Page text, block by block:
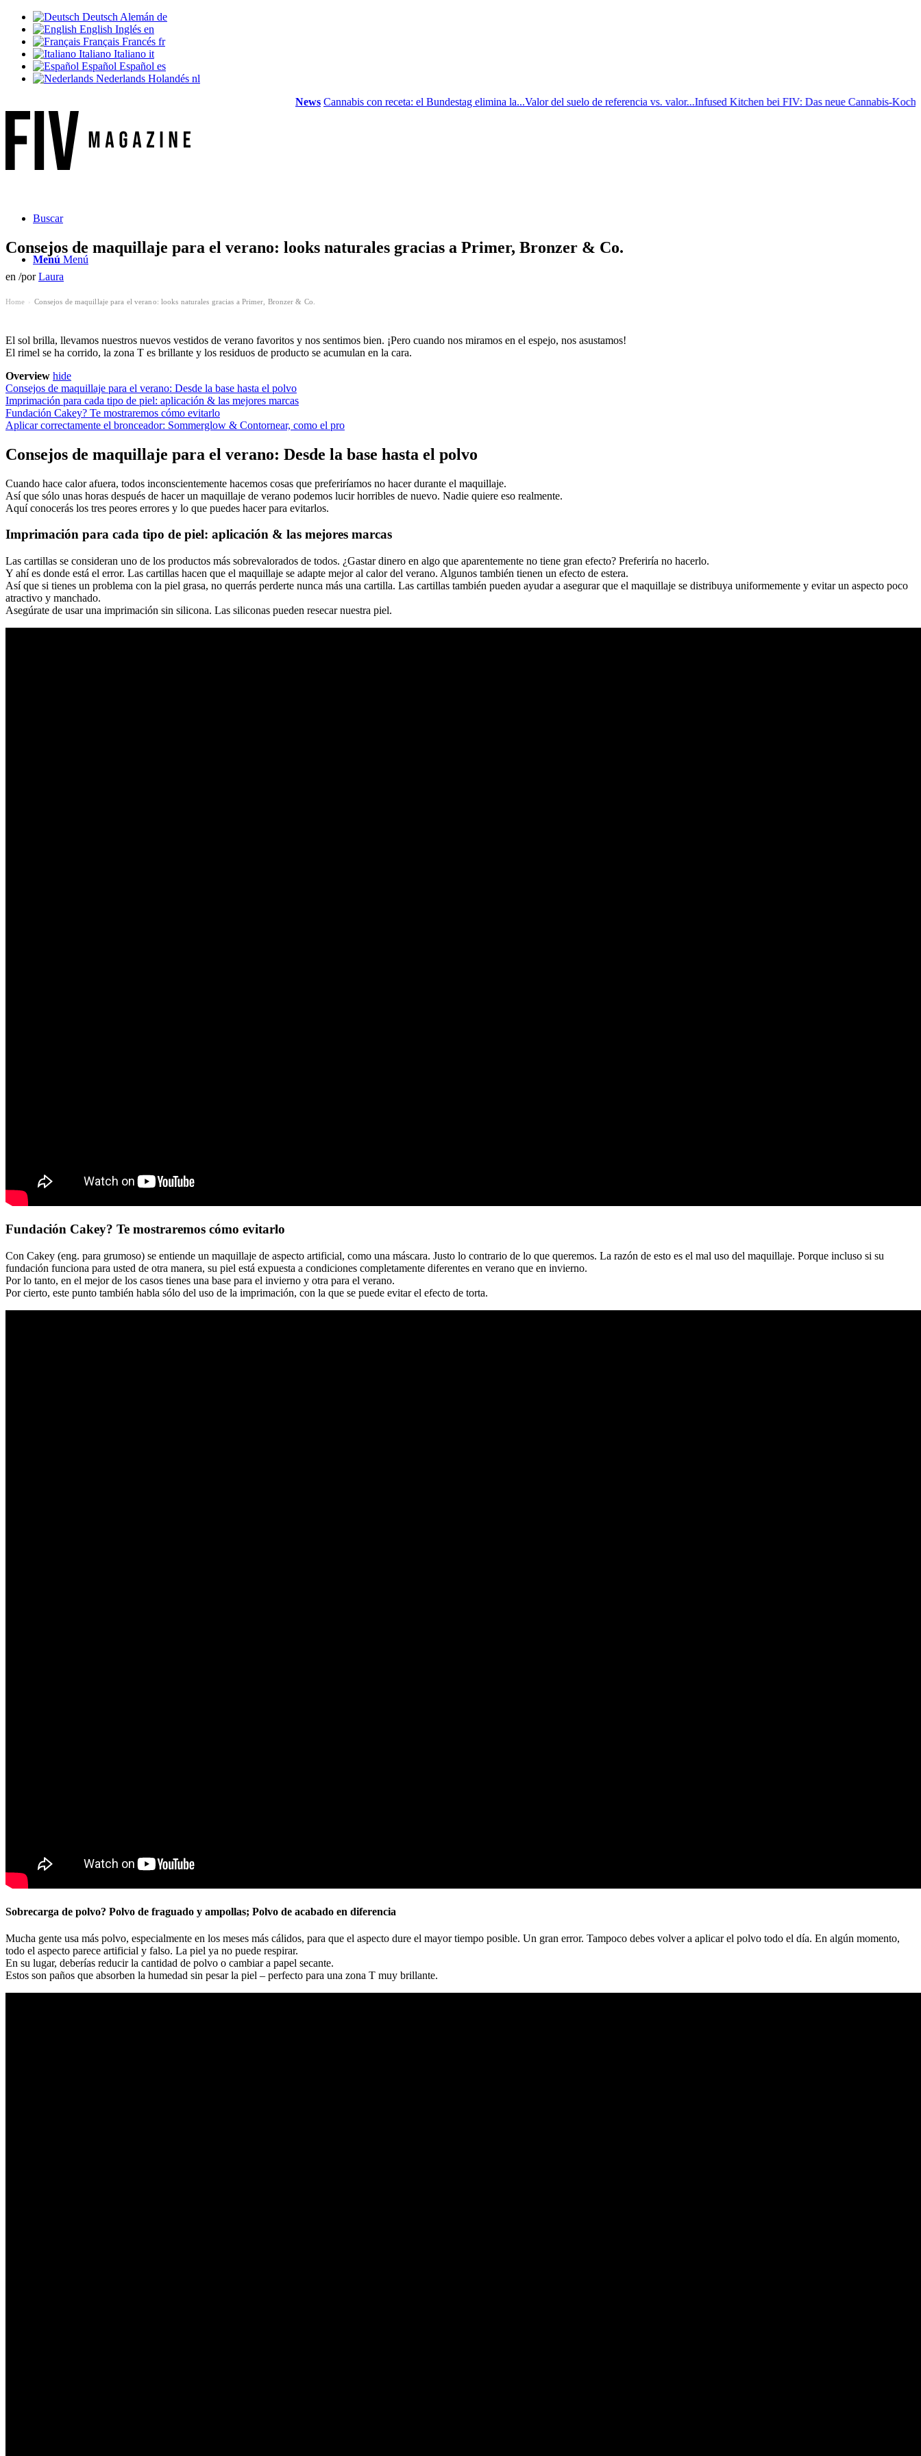
Deutsch Alemán de
English Inglés en
Français Francés fr
Italiano Italiano it
Español Español es
Nederlands Holandés nl
News Cannabis con receta: el Bundestag elimina la...Valor del suelo de referencia vs. valor...Infused Kitchen bei FIV: Das neue Cannabis-
Buscar
Menú Menú
Consejos de maquillaje para el verano: looks naturales gracias a Primer, Bronzer & Co.
en /porLaura
Home Consejos de maquillaje para el verano: looks naturales gracias a Primer, Bronzer & Co.
El sol brilla, llevamos nuestros nuevos vestidos de verano favoritos y nos sentimos bien. ¡Pero cuando nos miramos en el espejo, nos asustamos!
El rimel se ha corrido, la zona T es brillante y los residuos de producto se acumulan en la cara.
Overview hide
Consejos de maquillaje para el verano: Desde la base hasta el polvo
Imprimación para cada tipo de piel: aplicación & las mejores marcas
Fundación Cakey? Te mostraremos cómo evitarlo
Aplicar correctamente el bronceador: Sommerglow & Contornear, como el pro
Consejos de maquillaje para el verano: Desde la base hasta el polvo
Cuando hace calor afuera, todos inconscientemente hacemos cosas que preferiríamos no hacer durante el maquillaje.
Así que sólo unas horas después de hacer un maquillaje de verano podemos lucir horribles de nuevo. Nadie quiere eso realmente.
Aquí conocerás los tres peores errores y lo que puedes hacer para evitarlos.
Imprimación para cada tipo de piel: aplicación & las mejores marcas
Las cartillas se consideran uno de los productos más sobrevalorados de todos. ¿Gastar dinero en algo que aparentemente no tiene gran efecto? Preferiría no hacerlo.
Y ahí es donde está el error. Las cartillas hacen que el maquillaje se adapte mejor al calor del verano. Algunos también tienen un efecto de estera.
Así que si tienes un problema con la piel grasa, no querrás perderte nunca más una cartilla. Las cartillas también pueden ayudar a asegurar que el maquillaje se distribuya uniformemente y evitar un aspecto poco
atractivo y manchado.
Asegúrate de usar una imprimación sin silicona. Las siliconas pueden resecar nuestra piel.
Fundación Cakey? Te mostraremos cómo evitarlo
Con Cakey (eng. para grumoso) se entiende un maquillaje de aspecto artificial, como una máscara. Justo lo contrario de lo que queremos. La razón de esto es el mal uso del maquillaje. Porque incluso si su
fundación funciona para usted de otra manera, su piel está expuesta a condiciones completamente diferentes en verano que en invierno.
Por lo tanto, en el mejor de los casos tienes una base para el invierno y otra para el verano.
Por cierto, este punto también habla sólo del uso de la imprimación, con la que se puede evitar el efecto de torta.
Sobrecarga de polvo? Polvo de fraguado y ampollas; Polvo de acabado en diferencia
Mucha gente usa más polvo, especialmente en los meses más cálidos, para que el aspecto dure el mayor tiempo posible. Un gran error. Tampoco debes volver a aplicar el polvo todo el día. En algún momento,
todo el aspecto parece artificial y falso. La piel ya no puede respirar.
En su lugar, deberías reducir la cantidad de polvo o cambiar a papel secante.
Estos son paños que absorben la humedad sin pesar la piel – perfecto para una zona T muy brillante.